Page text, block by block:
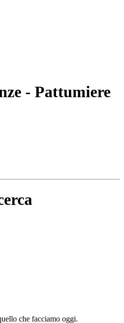
- Pattumiere
che facciamo oggi.